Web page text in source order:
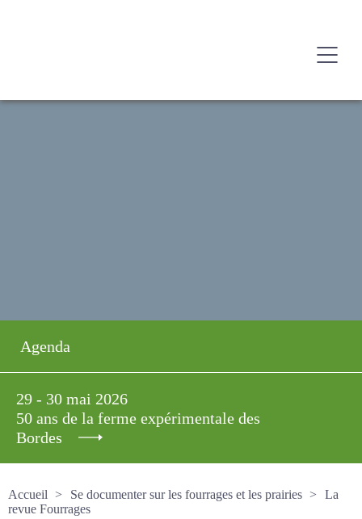
Agenda
29 - 30 mai 2026
50 ans de la ferme expérimentale des
Bordes
Accueil
Se documenter sur les fourrages et les prairies
La revue Fourrages